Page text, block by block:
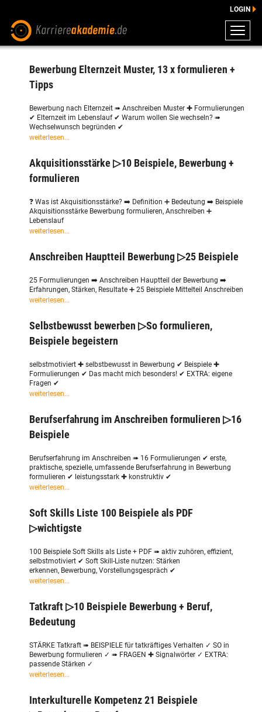
DOWNLOADS
ENGLISCHE DOWNLOADS
E-LEARNING
BERATUNG
LOGIN
Bewerbung Elternzeit Muster, 13 x formulieren +
Tipps
Bewerbung nach Elternzeit ➠ Anschreiben Muster ✚ Formulierungen
✔ Elternzeit im Lebenslauf ✔ Warum wollen Sie wechseln? ➠
Wechselwunsch begründen ✔
weiterlesen...
Akquisitionsstärke ▷10 Beispiele, Bewerbung +
formulieren
❓ Was ist Akquisitionsstärke? ➡️ Definition ➕ Bedeutung ➡️ Beispiele
Akquisitionsstärke Bewerbung formulieren, Anschreiben ➕
Lebenslauf
weiterlesen...
Anschreiben Hauptteil Bewerbung ▷25 Beispiele
25 Formulierungen ➡️ Anschreiben Hauptteil der Bewerbung ➡️
Erfahrungen, Stärken, Resultate ➕ 25 Beispiele Mittelteil Anschreiben
weiterlesen...
Selbstbewusst bewerben ▷So formulieren,
Beispiele begeistern
selbstmotiviert ✚ selbstbewusst in Bewerbung ✔ Beispiele ✚
Formulierungen ✔ Das macht mich besonders! ✔ EXTRA: eigene
Fragen ✔
weiterlesen...
Berufserfahrung im Anschreiben formulieren ▷16
Beispiele
Berufserfahrung im Anschreiben ➠ 16 Formulierungen ✔ erste,
praktische, spezielle, umfassende Berufserfahrung in Bewerbung
formulieren ✔ leistungsstark ✚ konstruktiv ✔
weiterlesen...
Soft Skills Liste 100 Beispiele als PDF
▷wichtigste
100 Beispiele Soft Skills als Liste + PDF ➠ aktiv zuhören, effizient,
selbstmotiviert ✔ Soft Skill-Liste nutzen: Stärken
erkennen, Bewerbung, Vorstellungsgespräch ✔
weiterlesen...
Tatkraft ▷10 Beispiele Bewerbung + Beruf,
Bedeutung
STÄRKE Tatkraft ➠ BEISPIELE für tatkräftiges Verhalten ✓ SO in
Bewerbung formulieren ✓ ➠ FRAGEN ✚ Signalwörter ✓ EXTRA:
passende Stärken ✓
weiterlesen...
Interkulturelle Kompetenz 21 Beispiele